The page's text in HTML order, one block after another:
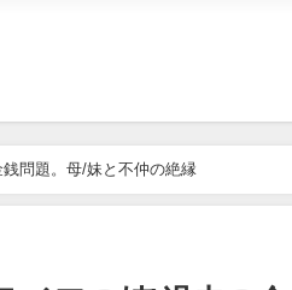
問題。母/妹と不仲の絶縁